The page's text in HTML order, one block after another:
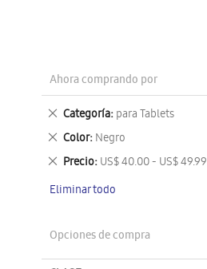
Ahora comprando por
Categoría para Tablets
Eliminar
este
artículo
Color Negro
Eliminar
este
artículo
Precio US$ 40.00 - US$ 49.99
Eliminar
artículo
Eliminar todo
Opciones de compra